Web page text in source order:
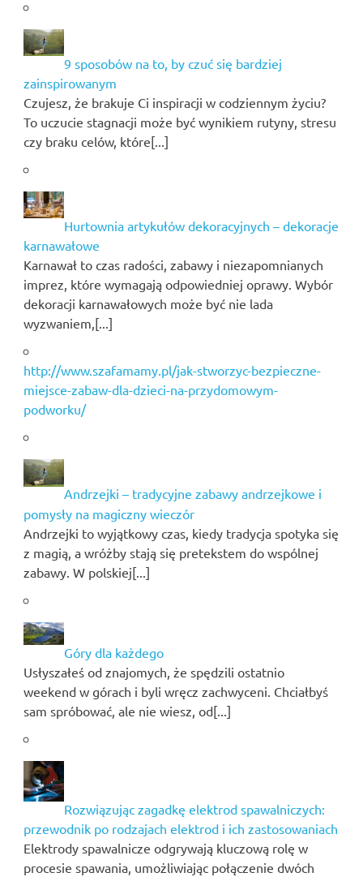
9 sposobów na to, by czuć się bardziej
zainspirowanym
Czujesz, że brakuje Ci inspiracji w codziennym życiu?
To uczucie stagnacji może być wynikiem rutyny, stresu
czy braku celów, które[...]
Hurtownia artykułów dekoracyjnych – dekoracje
karnawałowe
Karnawał to czas radości, zabawy i niezapomnianych
imprez, które wymagają odpowiedniej oprawy. Wybór
dekoracji karnawałowych może być nie lada
wyzwaniem,[...]
http://www.szafamamy.pl/jak-stworzyc-bezpieczne-
miejsce-zabaw-dla-dzieci-na-przydomowym-
podworku/
Andrzejki – tradycyjne zabawy andrzejkowe i
pomysły na magiczny wieczór
Andrzejki to wyjątkowy czas, kiedy tradycja spotyka się
z magią, a wróżby stają się pretekstem do wspólnej
zabawy. W polskiej[...]
Góry dla każdego
Usłyszałeś od znajomych, że spędzili ostatnio
weekend w górach i byli wręcz zachwyceni. Chciałbyś
sam spróbować, ale nie wiesz, od[...]
Rozwiązując zagadkę elektrod spawalniczych:
przewodnik po rodzajach elektrod i ich zastosowaniach
Elektrody spawalnicze odgrywają kluczową rolę w
procesie spawania, umożliwiając połączenie dwóch